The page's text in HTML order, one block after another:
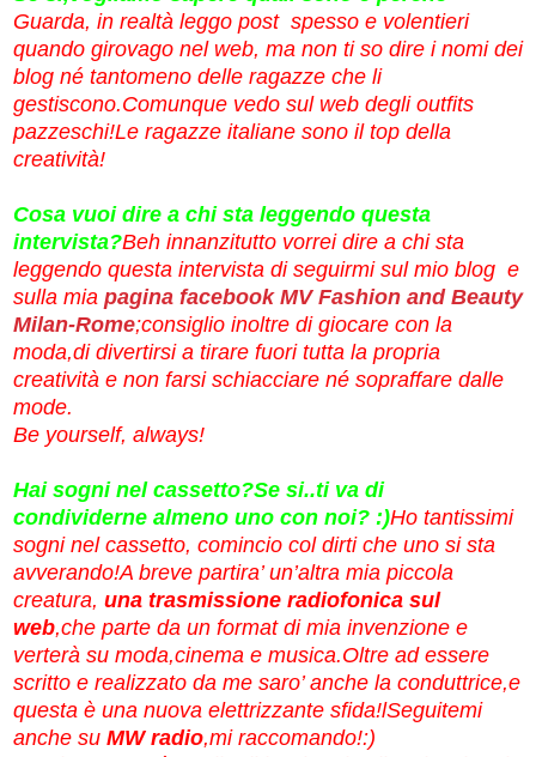
Guarda, in realtà leggo post spesso e volentieri
quando girovago nel web, ma non ti so dire i nomi dei
blog né tantomeno delle ragazze che li
gestiscono.Comunque vedo sul web degli outfits
pazzeschi!Le ragazze italiane sono il top della
creatività!
Cosa vuoi dire a chi sta leggendo questa
intervista?Beh innanzitutto vorrei dire a chi sta
leggendo questa intervista di seguirmi sul mio blog e
sulla mia pagina facebook MV Fashion and Beauty
Milan-Rome;consiglio inoltre di giocare con la
moda,di divertirsi a tirare fuori tutta la propria
creatività e non farsi schiacciare né sopraffare dalle
mode.
Be yourself, always!
Hai sogni nel cassetto?Se si..ti va di
condividerne almeno uno con noi? :)Ho tantissimi
sogni nel cassetto, comincio col dirti che uno si sta
avverando!A breve partira’ un’altra mia piccola
creatura, una trasmissione radiofonica sul
web,che parte da un format di mia invenzione e
verterà su moda,cinema e musica.Oltre ad essere
scritto e realizzato da me saro’ anche la conduttrice,e
questa è una nuova elettrizzante sfida!lSeguitemi
anche su MW radio,mi raccomando!:)